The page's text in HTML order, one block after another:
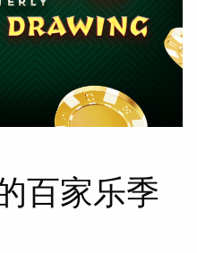
百家乐季